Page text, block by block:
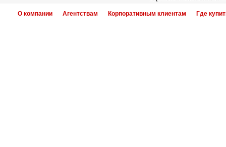
О компании Агентствам Корпоративным клиентам Где